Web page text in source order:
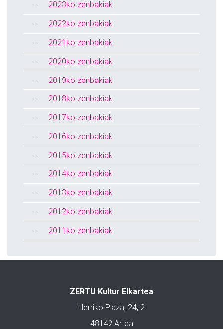
2023ko zenbakiak
2022ko zenbakiak
2021ko zenbakiak
2020ko zenbakiak
2019ko zenbakiak
2018ko zenbakiak
2017ko zenbakiak
2016ko zenbakiak
2015ko zenbakiak
2014ko zenbakiak
2013ko zenbakiak
2012ko zenbakiak
2011ko zenbakiak
ZERTU Kultur Elkartea
Herriko Plaza, 24, 2
48142 Artea